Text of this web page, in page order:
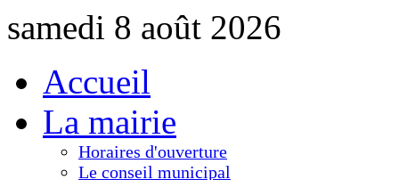
samedi 8 août 2026
Accueil
La mairie
Horaires d'ouverture
Le conseil municipal